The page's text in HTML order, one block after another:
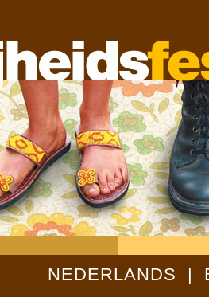
NEDERLANDS |